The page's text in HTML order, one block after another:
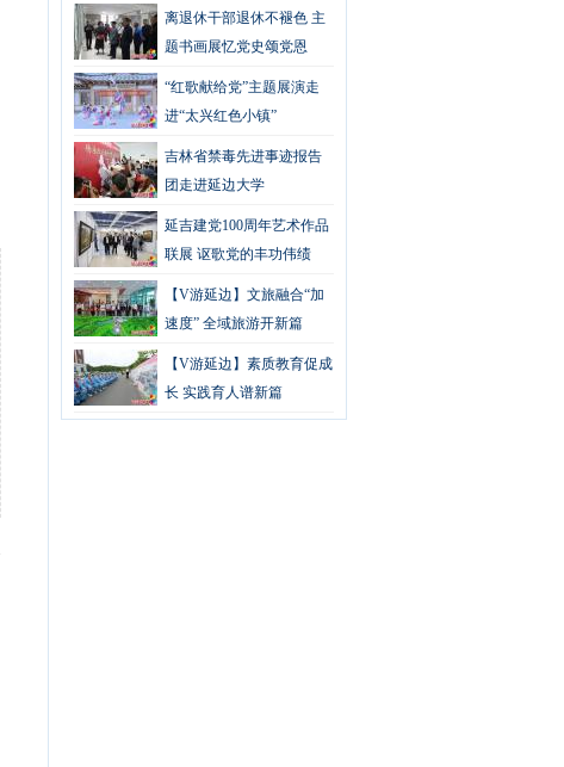
离退休干部退休不褪色 主
题书画展忆党史颂党恩
“红歌献给党”主题展演走
进“太兴红色小镇”
吉林省禁毒先进事迹报告
团走进延边大学
延吉建党100周年艺术作品
联展 讴歌党的丰功伟绩
【V游延边】文旅融合“加
速度” 全域旅游开新篇
【V游延边】素质教育促成
长 实践育人谱新篇